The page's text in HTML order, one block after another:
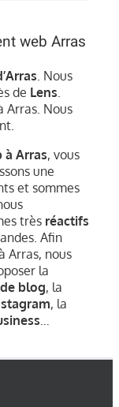
web Arras
. Nous
de Lens.
Arras. Nous
à Arras, vous
une
et sommes
très réactifs
Afin
Arras, nous
la
blog, la
, la
…